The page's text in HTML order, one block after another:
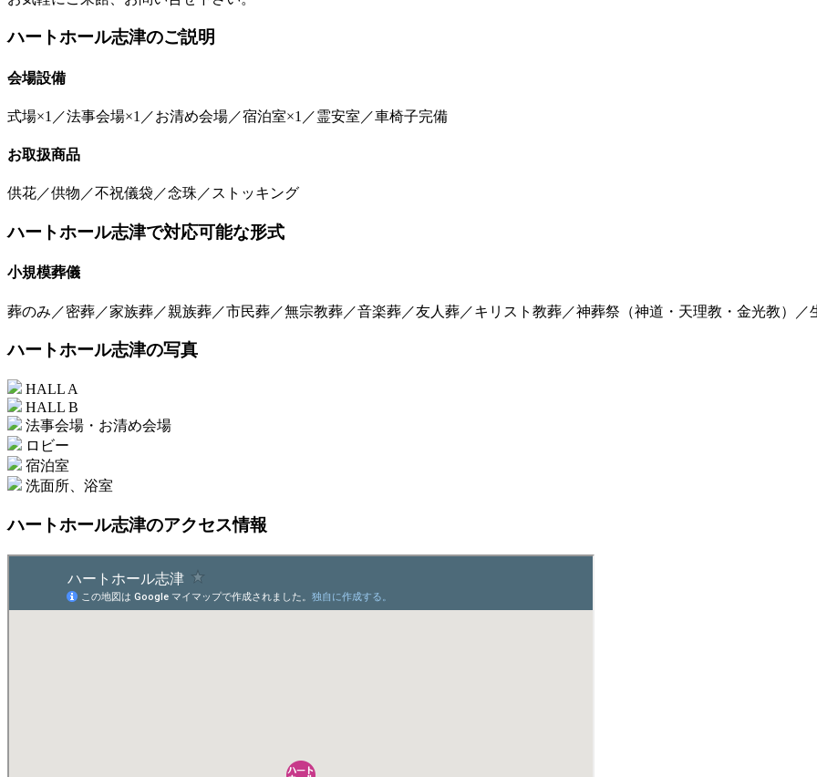
ハートホール志津のご説明
会場設備
式場×1／法事会場×1／お清め会場／宿泊室×1／霊安室／車椅子完備
お取扱商品
供花／供物／不祝儀袋／念珠／ストッキング
ハートホール志津で対応可能な形式
小規模葬儀
葬のみ／密葬／家族葬／親族葬／市民葬／無宗教葬／音楽葬／友人葬／キリスト教葬／神葬祭（神道・天理教・金光教）／
ハートホール志津の写真
HALL A
HALL B
法事会場・お清め会場
ロビー
宿泊室
洗面所、浴室
ハートホール志津のアクセス情報